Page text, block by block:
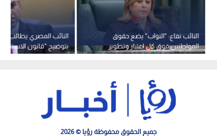
النائب المصري يطالب
بتوضيح "قانون
ويلمح للاستقالة
النائب نفاع: "النواب" يضع حقوق
المواطنين فوق كل اعتبار وتطوير
البنية التحتية ركيزة للأمن القومي
جميع الحقوق محفوظة رؤيا © 2026